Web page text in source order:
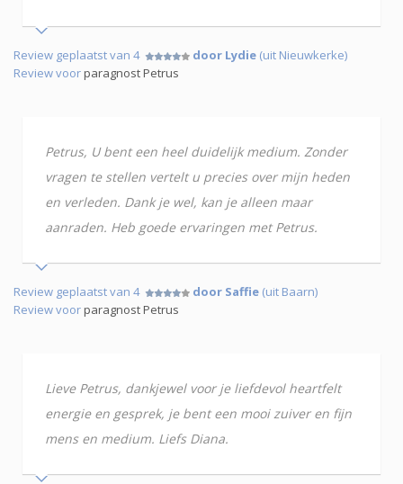
Review geplaatst van 4 door Lydie (uit Nieuwkerke)
Review voorparagnost Petrus
Petrus, U bent een heel duidelijk medium. Zonder
vragen te stellen vertelt u precies over mijn heden
en verleden. Dank je wel, kan je alleen maar
aanraden. Heb goede ervaringen met Petrus.
Review geplaatst van 4 door Saffie (uit Baarn)
Review voorparagnost Petrus
Lieve Petrus, dankjewel voor je liefdevol heartfelt
energie en gesprek, je bent een mooi zuiver en fijn
mens en medium. Liefs Diana.